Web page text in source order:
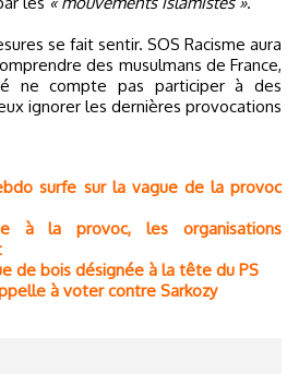
se fait sentir. SOS Racisme aura
des musulmans de France,
ne compte pas participer à des
ignorer les dernières provocations
surfe sur la vague de la provoc
à la provoc, les organisations
de bois désignée à la tête du PS
à voter contre Sarkozy